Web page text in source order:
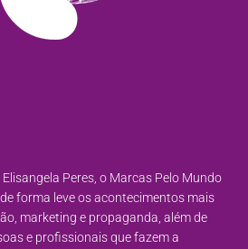
Peres, o Marcas Pelo Mundo
forma leve os acontecimentos mais
marketing e propaganda, além de
e profissionais que fazem a